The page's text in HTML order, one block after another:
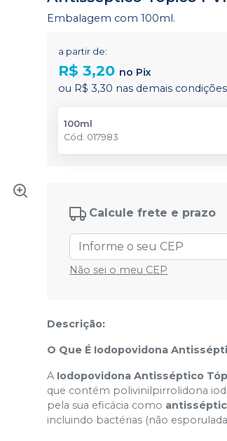
Embalagem com 100ml.
a partir de:
R$ 3,20 no Pix
ou R$ 3,30 nas demais condições
100ml
Cód. 017983
Calcule frete e prazo
Não sei o meu CEP
Descrição:
O Que É Iodopovidona
A Iodopovidona Antisséptico
que contém polivinilpirrolidona
pela sua eficácia como
incluindo bactérias (não